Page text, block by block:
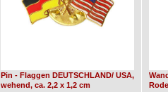
Pin - Flaggen DEUTSCHLAND/ USA,
wehend, ca. 2,2 x 1,2 cm